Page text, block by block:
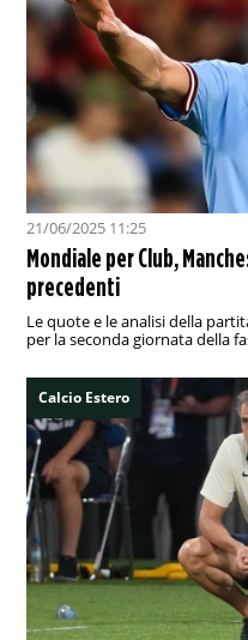
21/06/2025 11:25
Mondiale per Club,
precedenti
Le quote e le analisi della
per la seconda giornata della
Calcio Estero